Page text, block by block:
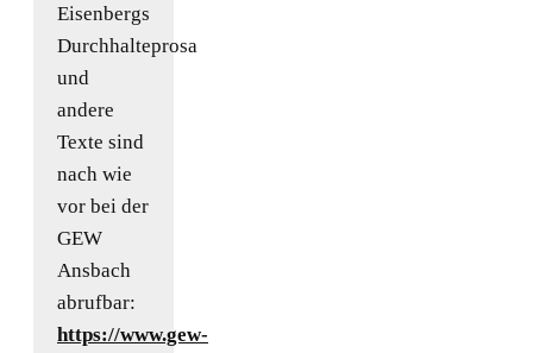
Eisenbergs
Durchhalteprosa
und
andere
Texte sind
nach wie
vor bei der
GEW
Ansbach
abrufbar:
https://www.gew-